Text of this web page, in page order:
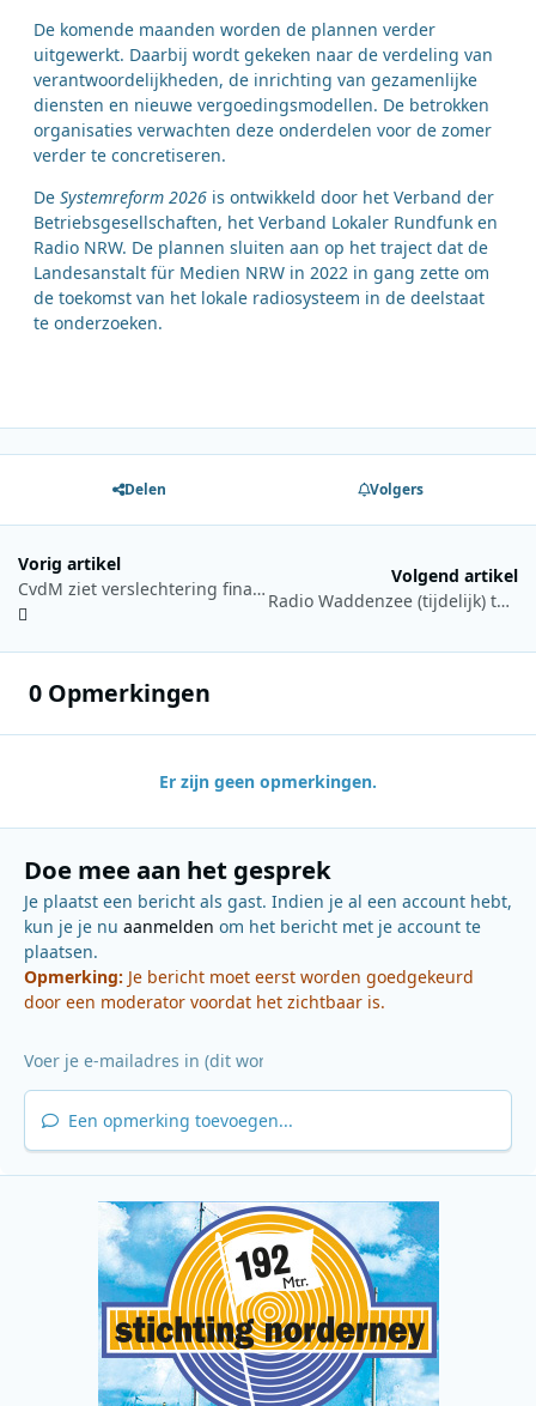
De komende maanden worden de plannen verder
uitgewerkt. Daarbij wordt gekeken naar de verdeling van
verantwoordelijkheden, de inrichting van gezamenlijke
diensten en nieuwe vergoedingsmodellen. De betrokken
organisaties verwachten deze onderdelen voor de zomer
verder te concretiseren.
De Systemreform 2026 is ontwikkeld door het Verband der
Betriebsgesellschaften, het Verband Lokaler Rundfunk en
Radio NRW. De plannen sluiten aan op het traject dat de
Landesanstalt für Medien NRW in 2022 in gang zette om
de toekomst van het lokale radiosysteem in de deelstaat
te onderzoeken.
Delen Volgers
Vorig artikel
CvdM ziet verslechtering financiële positie lokale publieke omroepen
Volgend artikel
Radio Waddenzee (tijdelijk) terug vanaf de Jenni Baynton in Harlingen
0 Opmerkingen
Er zijn geen opmerkingen.
Doe mee aan het gesprek
Je plaatst een bericht als gast. Indien je al een account hebt,
kun je je nu aanmelden om het bericht met je account te
plaatsen.
Opmerking: Je bericht moet eerst worden goedgekeurd
door een moderator voordat het zichtbaar is.
Een opmerking toevoegen...